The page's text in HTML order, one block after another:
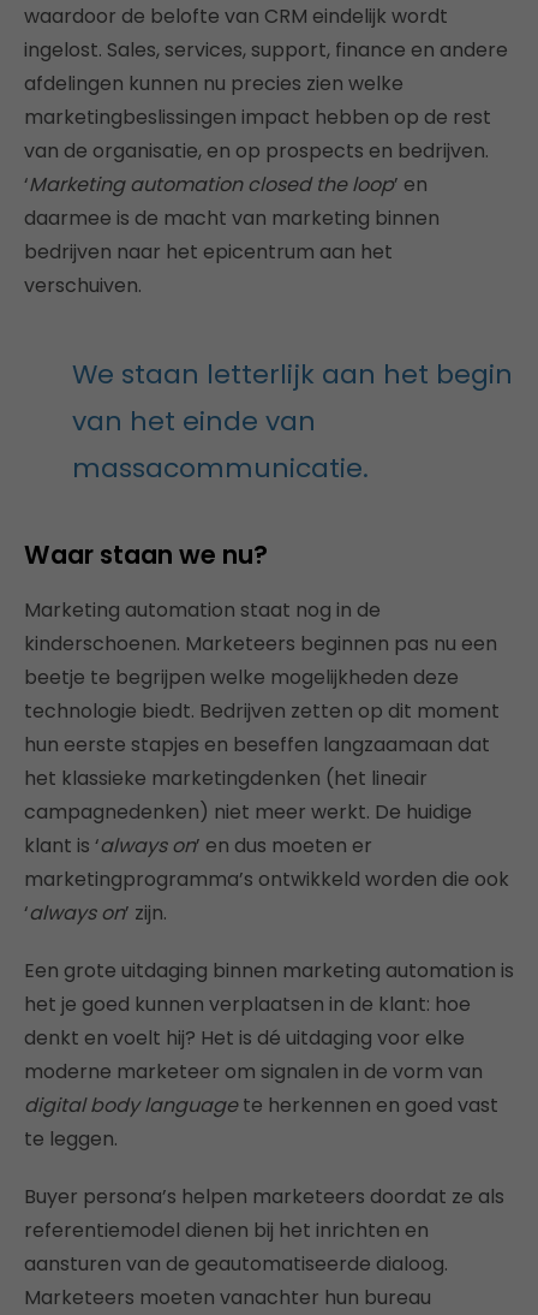
waardoor de belofte van CRM eindelijk wordt
ingelost. Sales, services, support, finance en andere
afdelingen kunnen nu precies zien welke
marketingbeslissingen impact hebben op de rest
van de organisatie, en op prospects en bedrijven.
‘Marketing automation closed the loop’ en
daarmee is de macht van marketing binnen
bedrijven naar het epicentrum aan het
verschuiven.
We staan letterlijk aan het begin
van het einde van
massacommunicatie.
Waar staan we nu?
Marketing automation staat nog in de
kinderschoenen. Marketeers beginnen pas nu een
beetje te begrijpen welke mogelijkheden deze
technologie biedt. Bedrijven zetten op dit moment
hun eerste stapjes en beseffen langzaamaan dat
het klassieke marketingdenken (het lineair
campagnedenken) niet meer werkt. De huidige
klant is ‘always on’ en dus moeten er
marketingprogramma’s ontwikkeld worden die ook
‘always on’ zijn.
Een grote uitdaging binnen marketing automation is
het je goed kunnen verplaatsen in de klant: hoe
denkt en voelt hij? Het is dé uitdaging voor elke
moderne marketeer om signalen in de vorm van
digital body languagete herkennen en goed vast
te leggen.
Buyer persona’s helpen marketeers doordat ze als
referentiemodel dienen bij het inrichten en
aansturen van de geautomatiseerde dialoog.
Marketeers moeten vanachter hun bureau